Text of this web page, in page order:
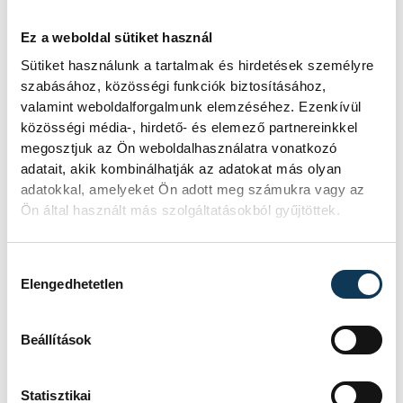
Ez a weboldal sütiket használ
Sütiket használunk a tartalmak és hirdetések személyre
szabásához, közösségi funkciók biztosításához,
valamint weboldalforgalmunk elemzéséhez. Ezenkívül
közösségi média-, hirdető- és elemező partnereinkkel
megosztjuk az Ön weboldalhasználatra vonatkozó
adatait, akik kombinálhatják az adatokat más olyan
adatokkal, amelyeket Ön adott meg számukra vagy az
Ön által használt más szolgáltatásokból gyűjtöttek.
Elengedhetetlen
Beállítások
Statisztikai
KÖZÉRDEKŰ
Ismét permetezik a
vadgesztenyefákat
Veszprémben
A VKSZ Zrt. tájékoztatása szerint
augusztus 7. és 17. között
éjszakánként végzik a
permetezését Veszprém
emberre, az állatokra és a